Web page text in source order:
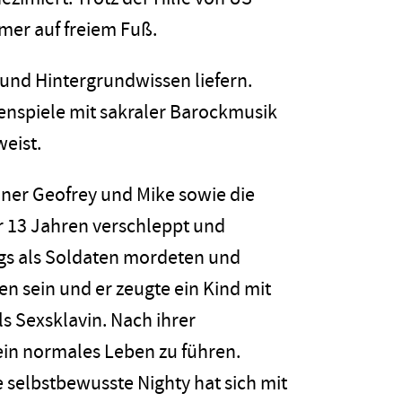
auf freiem Fuß.
Hintergrundwissen liefern.
mit sakraler Barockmusik
Geofrey und Mike sowie die
Jahren verschleppt und
als Soldaten mordeten und
sein und er zeugte ein Kind mit
Sexsklavin. Nach ihrer
normales Leben zu führen.
Nighty hat sich mit